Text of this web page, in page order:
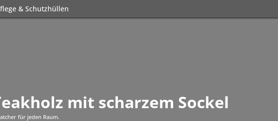
& Schutzhüllen
mit scharzem Sockel
für jeden Raum.